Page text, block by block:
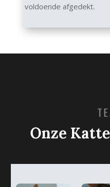
voldoende afgedekt.
Onze